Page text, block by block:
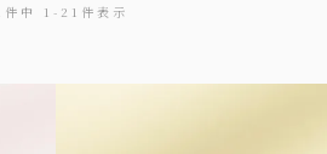
件中 1 - 21 件表示